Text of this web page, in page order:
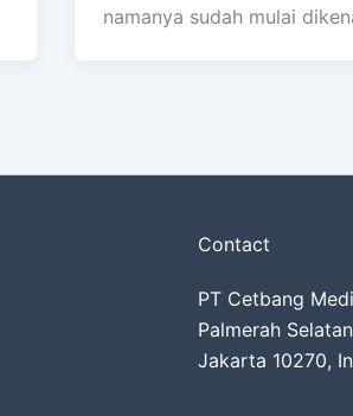
namanya sudah mulai
Contact
PT Cetbang
Palmerah
Jakarta 10270,